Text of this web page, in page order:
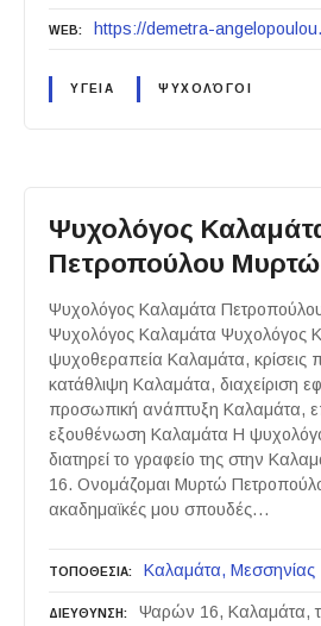
WEB https://demetra-
ΥΓΕΙΑ ΨΥΧΟΛΌΓΟΙ
Ψυχολόγος
Πετροπούλου Μυρτώ
Ψυχολόγος Καλαμάτα
Ψυχολόγος Καλαμάτα Ψυχολόγος
ψυχοθεραπεία Καλαμάτα, κρίσεις
κατάθλιψη Καλαμάτα, διαχείριση
προσωπική ανάπτυξη Καλαμάτα,
εξουθένωση Καλαμάτα Η
διατηρεί το γραφείο της στην
16. Ονομάζομαι Μυρτώ
ακαδημαϊκές μου σπουδές…
ΤΟΠΟΘΕΣΙΑ Καλαμάτα Μεσσηνίας
ΔΙΕΥΘΥΝΣΗ
Ψαρών 16, Καλαμάτα,